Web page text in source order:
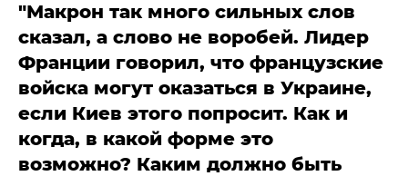
"Макрон так много сильных слов
сказал, а слово не воробей. Лидер
Франции говорил, что французские
войска могут оказаться в Украине,
если Киев этого попросит. Как и
когда, в какой форме это
возможно? Каким должно быть